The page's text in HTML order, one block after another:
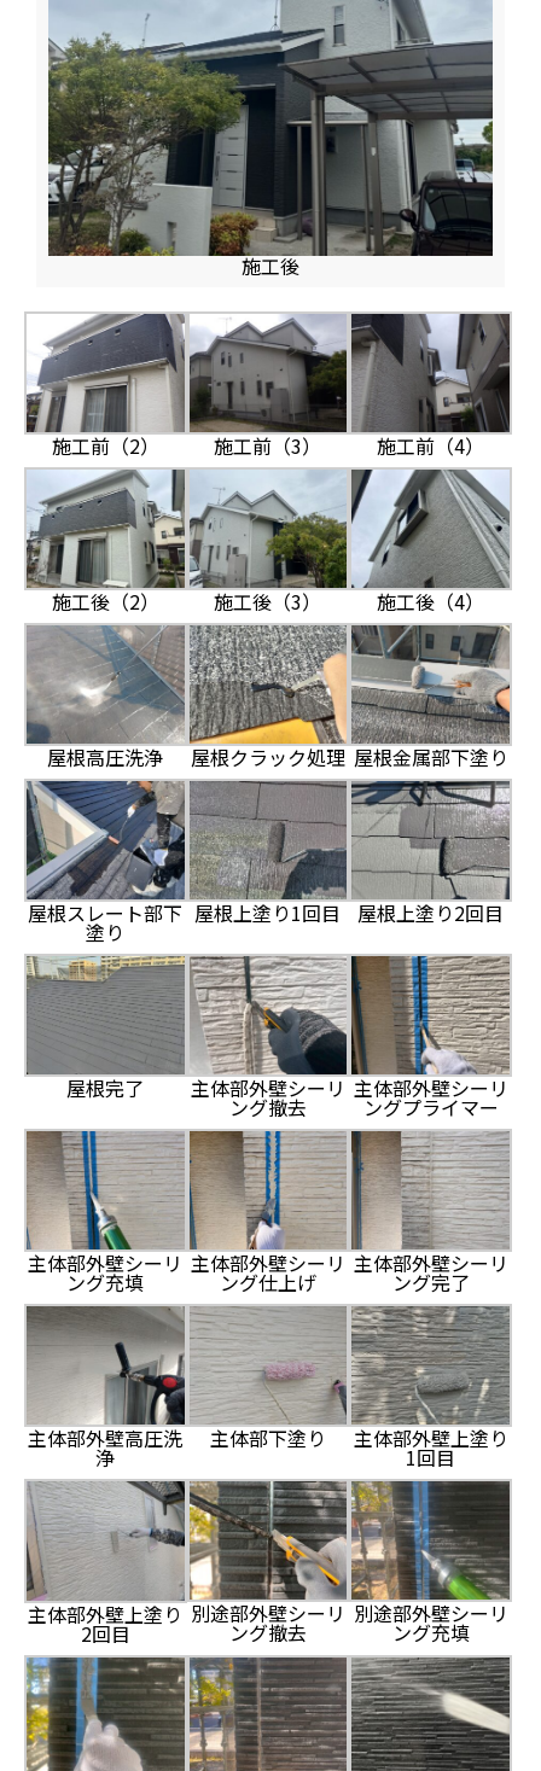
施工後
施工前（2） 施工前（3） 施工前（4）
施工後（2） 施工後（3） 施工後（4）
屋根高圧洗浄 屋根クラック処理 屋根金属部下塗り
屋根スレート部下
塗り
屋根上塗り1回目 屋根上塗り2回目
屋根完了 主体部外壁シーリ
ング撤去
主体部外壁シーリ
ングプライマー
主体部外壁シーリ
ング充填
主体部外壁シーリ
ング仕上げ
主体部外壁シーリ
ング完了
主体部外壁高圧洗
浄
主体部下塗り 主体部外壁上塗り
1回目
主体部外壁上塗り
2回目
別途部外壁シーリ
ング撤去
別途部外壁シーリ
ング充填